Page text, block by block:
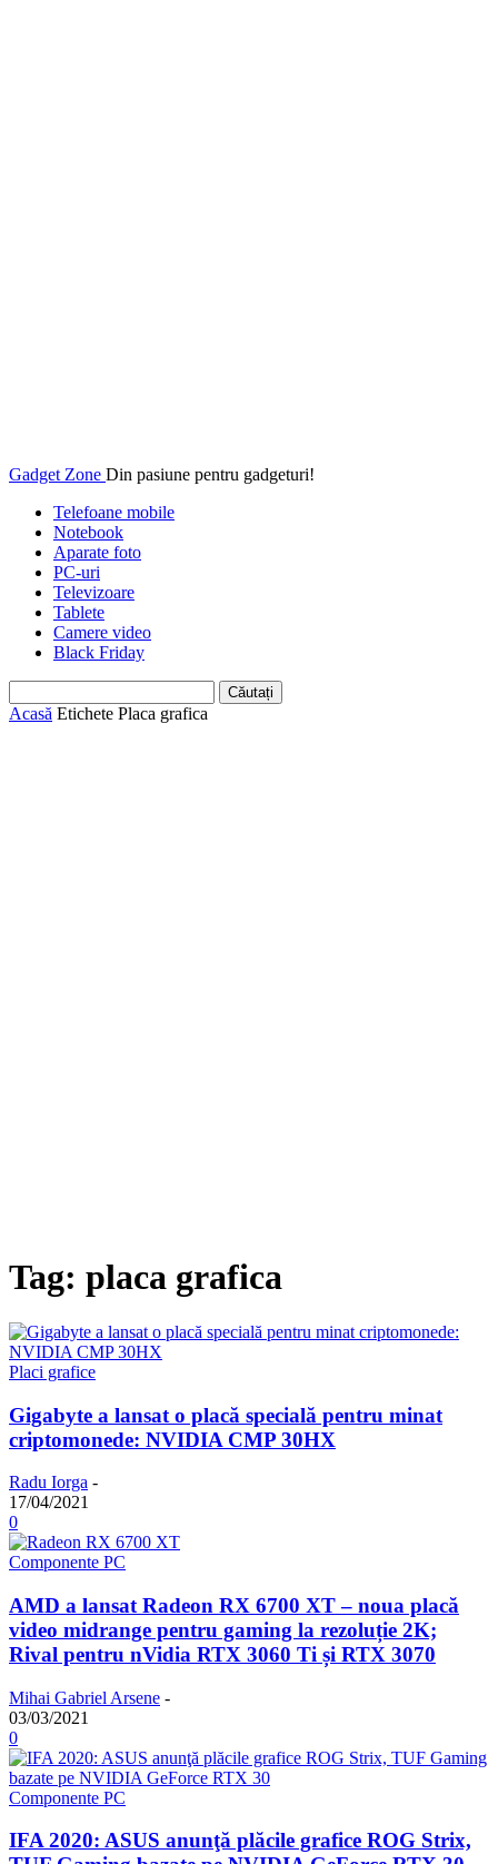
Gadget Zone Din pasiune pentru gadgeturi!
Telefoane mobile
Notebook
Aparate foto
PC-uri
Televizoare
Tablete
Camere video
Black Friday
Acasă Etichete Placa grafica
Tag: placa grafica
Placi grafice
Gigabyte a lansat o placă specială pentru minat
criptomonede: NVIDIA CMP 30HX
Radu Iorga -
17/04/2021
0
Componente PC
AMD a lansat Radeon RX 6700 XT – noua placă
video midrange pentru gaming la rezoluție 2K;
Rival pentru nVidia RTX 3060 Ti și RTX 3070
Mihai Gabriel Arsene -
03/03/2021
0
Componente PC
IFA 2020: ASUS anunţă plăcile grafice ROG Strix,